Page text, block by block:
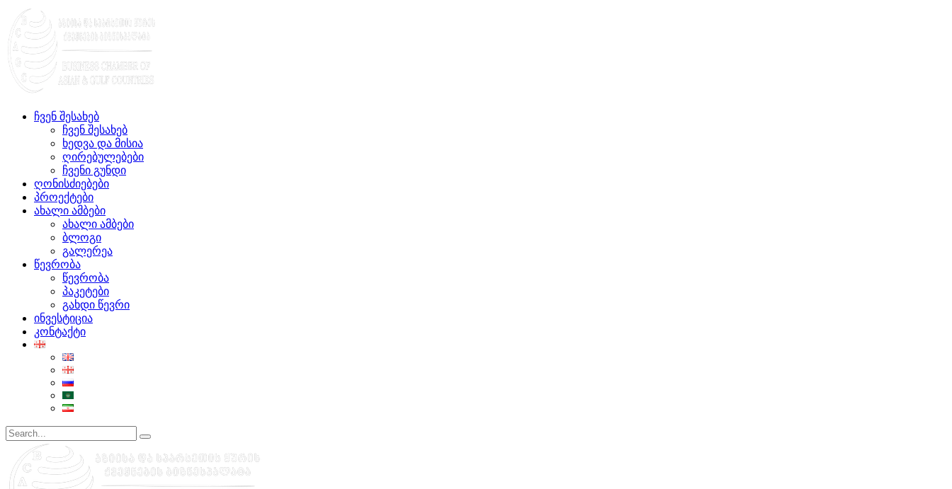
ჩვენ შესახებ
ჩვენ შესახებ
ხედვა და მისია
ღირებულებები
ჩვენი გუნდი
ღონისძიებები
პროექტები
ახალი ამბები
ახალი ამბები
ბლოგი
გალერეა
წევრობა
წევრობა
პაკეტები
გახდი წევრი
ინვესტიცია
კონტაქტი